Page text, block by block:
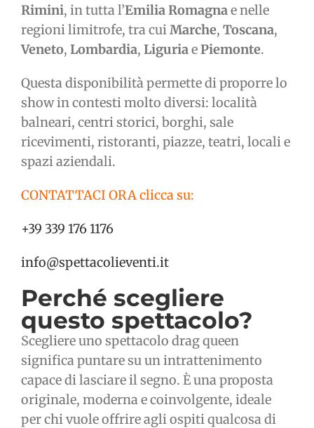
Rimini, in tutta l’Emilia Romagnae nelle
regioni limitrofe, tra cuiMarche, Toscana,
Veneto, Lombardia, LiguriaePiemonte.
Questa disponibilità permette di proporre lo
show in contesti molto diversi: località
balneari, centri storici, borghi, sale
ricevimenti, ristoranti, piazze, teatri, locali e
spazi aziendali.
CONTATTACI ORA clicca su:
+39 339 176 1176
info@spettacolieventi.it
Perché scegliere
questo spettacolo?
Scegliere uno spettacolo drag queen
significa puntare su un intrattenimento
capace di lasciare il segno. È una proposta
originale, moderna e coinvolgente, ideale
per chi vuole offrire agli ospiti qualcosa di